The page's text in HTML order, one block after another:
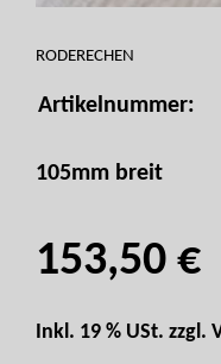
RODERECHEN
Artikelnummer:
105mm breit
153,50 €
Inkl. 19 % USt. zzgl.